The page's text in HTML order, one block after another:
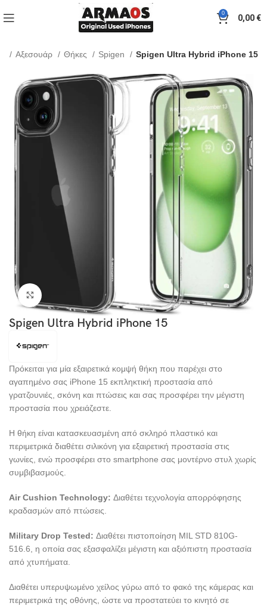
0 0,00€
Αξεσουάρ Θήκες Spigen Spigen Ultra Hybrid iPhone 15
Spigen Ultra Hybrid iPhone 15
Πρόκειται για μία εξαιρετικά κομψή θήκη που παρέχει στο
αγαπημένο σας iPhone 15 εκπληκτική προστασία από
γρατζουνιές, σκόνη και πτώσεις και σας προσφέρει την μέγιστη
προστασία που χρειάζεστε.
Η θήκη είναι κατασκευασμένη από σκληρό πλαστικό και
περιμετρικά διαθέτει σιλικόνη για εξαιρετική προστασία στις
γωνίες, ενώ προσφέρει στο smartphone σας μοντέρνο στυλ χωρίς
συμβιβασμούς.
Air Cushion Technology: Διαθέτει τεχνολογία απορρόφησης
κραδασμών από πτώσεις.
Military Drop Tested: Διαθέτει πιστοποίηση MIL STD 810G-
516.6, η οποία σας εξασφαλίζει μέγιστη και αξιόπιστη προστασία
από χτυπήματα.
Διαθέτει υπερυψωμένο χείλος γύρω από το φακό της κάμερας και
περιμετρικά της οθόνης, ώστε να προστατεύει το κινητό σε